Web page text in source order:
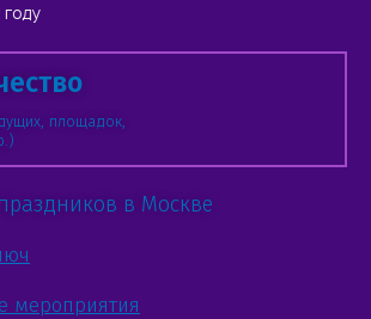
году
площадок,
в Москве
мероприятия